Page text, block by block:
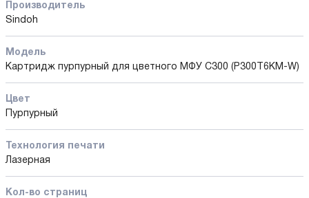
Производитель
Sindoh
Модель
Картридж пурпурный для цветного МФУ C300 (P300T6KM-W)
Цвет
Пурпурный
Технология печати
Лазерная
Кол-во страниц